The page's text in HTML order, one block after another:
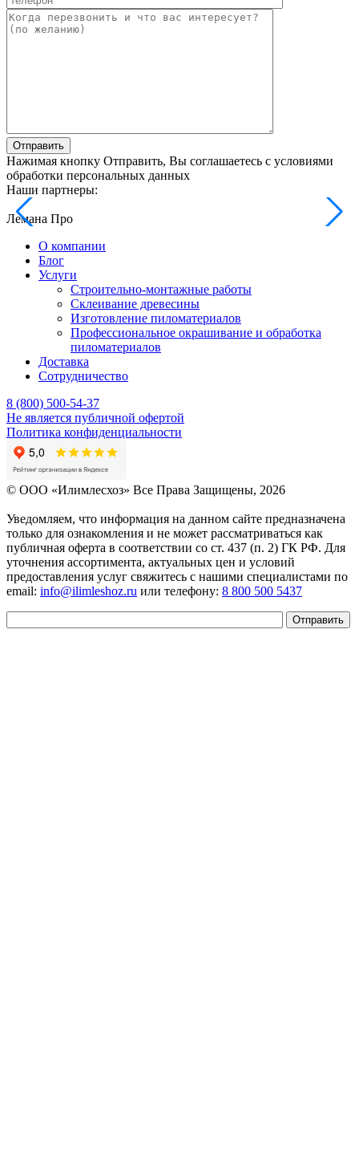
Отправить
Нажимая кнопку Отправить, Вы соглашаетесь с условиями
обработки персональных данных
Наши партнеры:
Лемана Про
О компании
Блог
Услуги
Строительно-монтажные работы
Склеивание древесины
Изготовление пиломатериалов
Профессиональное окрашивание и обработка
пиломатериалов
Доставка
Сотрудничество
8 (800) 500-54-37
Не является публичной офертой
Политика конфиденциальности
© OOO «Илимлесхоз» Все Права Защищены, 2026
Уведомляем, что информация на данном сайте предназначена
только для ознакомления и не может рассматриваться как
публичная оферта в соответствии со ст. 437 (п. 2) ГК РФ. Для
уточнения ассортимента, актуальных цен и условий
предоставления услуг свяжитесь с нашими специалистами по
email: info@ilimleshoz.ru или телефону: 8 800 500 5437